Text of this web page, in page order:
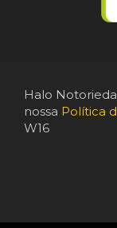
Halo
nossa Política
W16